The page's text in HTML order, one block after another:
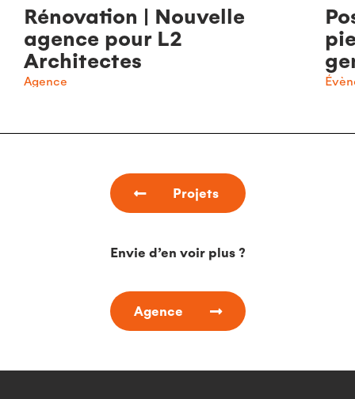
Rénovation | Nouvelle
agence pour L2
Architectes
Agence
Projets
Envie d’en voir plus ?
Agence